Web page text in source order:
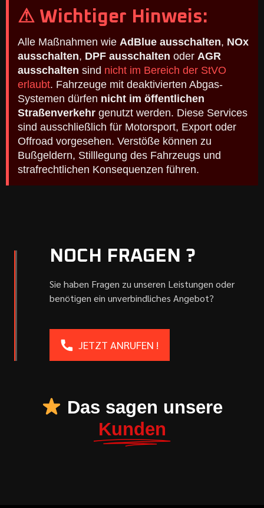
⚠ Wichtiger Hinweis:
Alle Maßnahmen wie AdBlue ausschalten, NOx
ausschalten, DPF ausschalten oder AGR
ausschalten sind nicht im Bereich der StVO
erlaubt. Fahrzeuge mit deaktivierten Abgas-
Systemen dürfen nicht im öffentlichen
Straßenverkehr genutzt werden. Diese Services
sind ausschließlich für Motorsport, Export oder
Offroad vorgesehen. Verstöße können zu
Bußgeldern, Stilllegung des Fahrzeugs und
strafrechtlichen Konsequenzen führen.
NOCH FRAGEN ?
Sie haben Fragen zu unseren Leistungen oder
benötigen ein unverbindliches Angebot?
JETZT ANRUFEN !
Das sagen unsere
Kunden